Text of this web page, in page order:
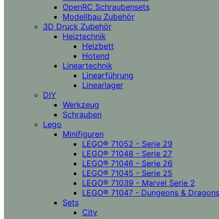
OpenRC Schraubensets
Modellbau Zubehör
3D Druck Zubehör
Heiztechnik
Heizbett
Hotend
Lineartechnik
Linearführung
Linearlager
DIY
Werkzeug
Schrauben
Lego
Minifiguren
LEGO® 71052 - Serie 29
LEGO® 71048 - Serie 27
LEGO® 71046 - Serie 26
LEGO® 71045 - Serie 25
LEGO® 71039 - Marvel Serie 2
LEGO® 71047 - Dungeons & Dragons
Sets
City